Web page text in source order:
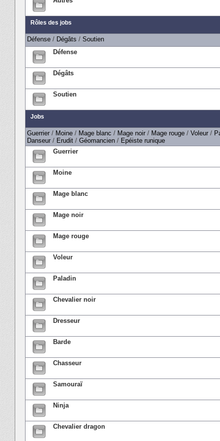
Rôles des jobs
Défense / Dégâts / Soutien
Défense
Dégâts
Soutien
Jobs
Guerrier / Moine / Mage blanc / Mage noir / Mage rouge / Voleur /
Danseur / Erudit / Géomancien / Epéiste runique
Guerrier
Moine
Mage blanc
Mage noir
Mage rouge
Voleur
Paladin
Chevalier noir
Dresseur
Barde
Chasseur
Samouraï
Ninja
Chevalier dragon